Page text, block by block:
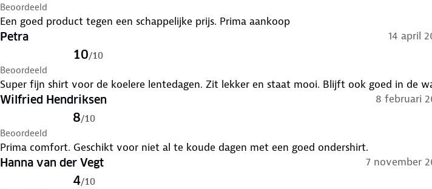
Beoordeeld
Een goed product tegen een schappelijke prijs. Prima aankoop
Petra 14 april
10/10
Beoordeeld
Super fijn shirt voor de koelere lentedagen. Zit lekker en staat mooi. Blijft ook goed in de
Wilfried Hendriksen 8 februari
8/10
Beoordeeld
Prima comfort. Geschikt voor niet al te koude dagen met een goed ondershirt.
Hanna van der Vegt 7 november
4/10